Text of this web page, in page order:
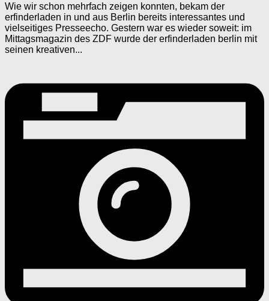
Wie wir schon mehrfach zeigen konnten, bekam der
erfinderladen in und aus Berlin bereits interessantes und
vielseitiges Presseecho. Gestern war es wieder soweit: im
Mittagsmagazin des ZDF wurde der erfinderladen berlin mit
seinen kreativen...